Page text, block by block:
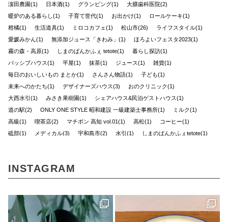
濵田農園(1)
日本酒(1) グランピング(1)
大膳歯科医院(2)
暖炉のある暮らし(1)
子育て世代(1) お出かけ(1)
ロールケーキ(1)
柑橘(1)
生活道具(1) ミロコカフェ(1) 松山市(26)
ライフスタイル(1)
愛媛みかん(1)
無添加ジュース「きわみ」(1)
ほろよいフェスタ2023(1)
霧の森・高原(1)
しまのぱんかふぇ tetote(1)
暮らし探訪(1)
パッシブハウス(1)
平屋(1) 抹茶(1) ジュース(1)
雑貨(1)
毎日のおいしいもの まとか(1)
さんさん物語(1)
子ども(1)
未来へのかたち(1)
デザイナーズハウス(3)
おのクリニック(1)
大西水引(1)
みさき果樹園(1)
シェアハウス&民泊ゲストハウス(1)
道の駅(2)
ONLY ONE STYLE 昭和建設 一級建築士事務所(1)
ミルク(1)
高級(1)
喫茶店(2) マチボン 高知 vol.01(1) 高松(1)
コーヒー(1)
砥部(1)
メディカル(3) 宇和島市(2) 水引(1)
しまのぱんかふぇtetote(1)
ショップ(1)
アクセサリー(1)
スタンプラリー(2)
モデルハウス(1) チーズケーキ(1)
濱田農園(1)
歯科医院(2)
公園(1) ジノモノ(1)
ポケモン(1)
内覧会(1) チーズ(1)
フードブロガー(7)
INSTAGRAM